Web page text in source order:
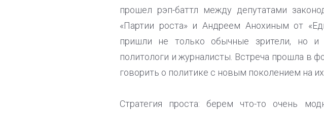
прошел рэп-баттл между депутатами
«Партии роста» и Андреем Анохиным от
пришли не только обычные зрители, но и
политологи и журналисты. Встреча прошла в
говорить о политике с новым поколением на их
Стратегия проста: берем что-то очень